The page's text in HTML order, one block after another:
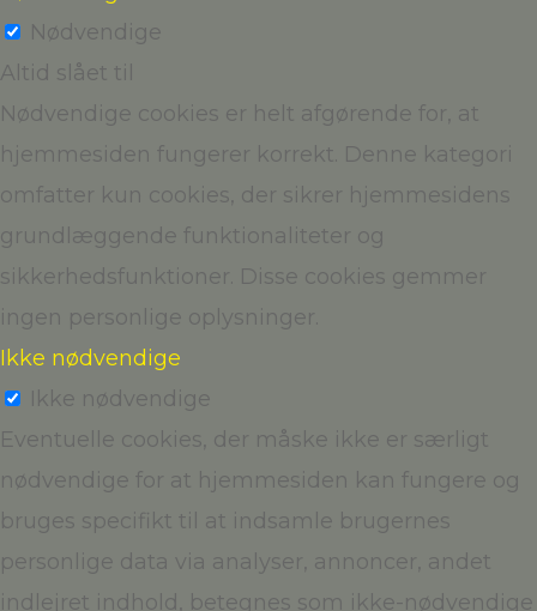
Nødvendige
Altid slået til
Nødvendige cookies er helt afgørende for, at
hjemmesiden fungerer korrekt. Denne kategori
omfatter kun cookies, der sikrer hjemmesidens
grundlæggende funktionaliteter og
sikkerhedsfunktioner. Disse cookies gemmer
ingen personlige oplysninger.
Ikke nødvendige
Ikke nødvendige
Eventuelle cookies, der måske ikke er særligt
nødvendige for at hjemmesiden kan fungere og
bruges specifikt til at indsamle brugernes
personlige data via analyser, annoncer, andet
indlejret indhold, betegnes som ikke-nødvendige